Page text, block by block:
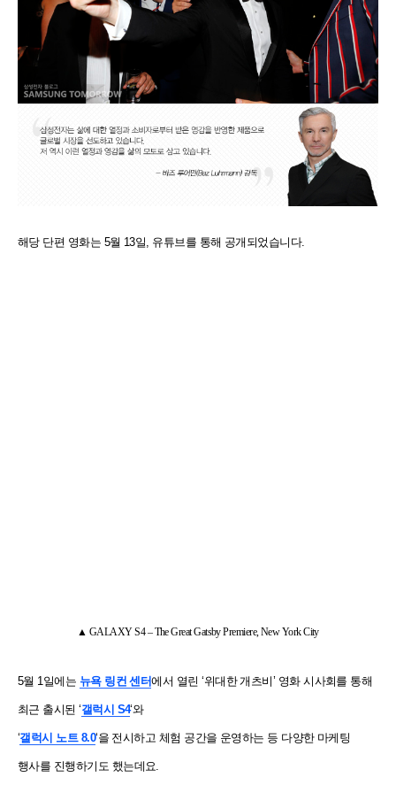
해당 단편 영화는 5월 13일, 유튜브를 통해 공개되었습니다.
▲ GALAXY S4 – The Great Gatsby Premiere, New York City
5월 1일에는 뉴욕 링컨 센터에서 열린 ‘위대한 개츠비’ 영화 시사회를 통해
최근 출시된 ‘갤럭시 S4‘와
‘갤럭시 노트 8.0‘을 전시하고 체험 공간을 운영하는 등 다양한 마케팅
행사를 진행하기도 했는데요.